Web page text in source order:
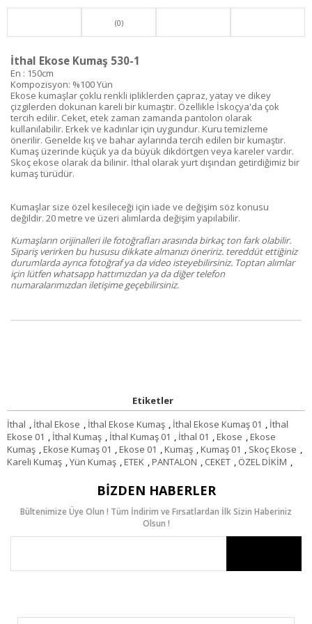
(0)
İthal Ekose Kumaş 530-1
En : 150cm
Kompozisyon: %100 Yün
Ekose kumaşlar çoklu renkli ipliklerden çapraz, yatay ve dikey
çizgilerden dokunan kareli bir kumaştır. Özellikle İskoçya'da çok
tercih edilir. Ceket, etek zaman zamanda pantolon olarak
kullanılabilir. Erkek ve kadınlar için uygundur. Kuru temizleme
önerilir. Genelde kış ve bahar aylarında tercih edilen bir kumaştır.
Kumaş üzerinde küçük ya da büyük dikdörtgen veya kareler vardır.
Skoç ekose olarak da bilinir. İthal olarak yurt dışından getirdiğimiz bir
kumaş türüdür.
Kumaşlar size özel kesileceği için iade ve değişim söz konusu
değildir. 20 metre ve üzeri alımlarda değişim yapılabilir.
Kumaşların orijinalleri ile fotoğrafları arasında birkaç ton fark olabilir.
Sipariş verirken bu hususu dikkate almanızı öneririz. tereddüt ettiğiniz
durumlarda ayrıca fotoğraf ya da video isteyebilirsiniz. Toptan alımlar
için lütfen whatsapp hattımızdan ya da diğer telefon
numaralarımızdan iletişime geçebilirsiniz.
Etiketler
İthal , İthal Ekose , İthal Ekose Kumaş , İthal Ekose Kumaş 01 , İthal
Ekose 01 , İthal Kumaş , İthal Kumaş 01 , İthal 01 ,Ekose ,Ekose
Kumaş ,Ekose Kumaş 01 ,Ekose 01 ,Kumaş ,Kumaş 01 , Skoç Ekose ,
Kareli Kumaş ,Yün Kumaş ,ETEK ,PANTALON , CEKET , ÖZEL DİKİM ,
BIZDEN HABERLER
Bültenimize Üye Olun ! Tüm İndirim ve Fırsatlardan İlk Sizin Haberiniz
Olsun !